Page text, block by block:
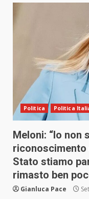
Politica Politica
Meloni: “Io non
riconoscimento
Stato stiamo
rimasto ben
Gianluca Pace